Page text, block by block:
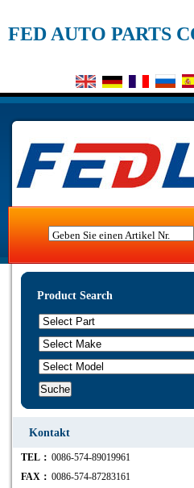
FED AUTO PARTS
Geben Sie einen Artikel Nr.
Product Search
Kontakt
TEL： 0086-574-89019961
FAX： 0086-574-87283161